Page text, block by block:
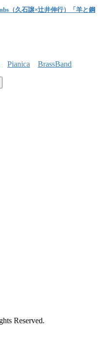
（久石譲×辻井伸行）「羊と鋼
Pianica
BrassBand
Reserved.